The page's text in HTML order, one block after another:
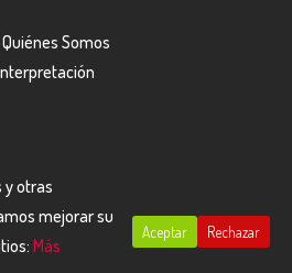
Somos
- Todos los derechos
y otras
mejorar su
Más
Aceptar Rechazar